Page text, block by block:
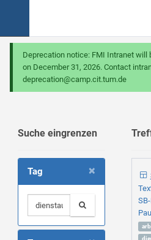
Deprecation notice: FMI Intranet will
on December 31, 2026. Contact
deprecation@camp.cit.tum.de
Suche eingrenzen
×
Tag